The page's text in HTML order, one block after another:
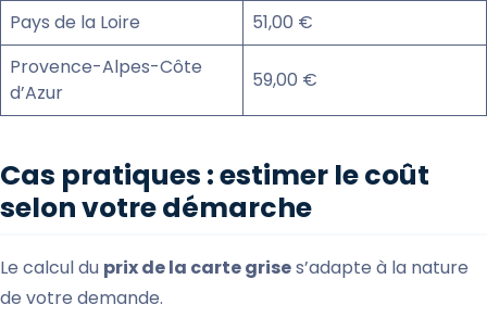
Pays de la Loire
51,00 €
Provence-Alpes-Côte
d’Azur
59,00 €
Cas pratiques : estimer le coût
selon votre démarche
Le calcul du prix de la carte grises’adapte à la nature
de votre demande.